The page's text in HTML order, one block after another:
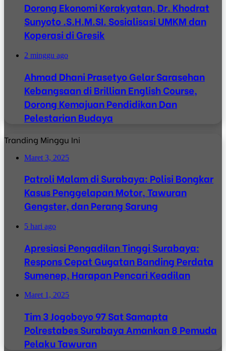
Dorong Ekonomi Kerakyatan, Dr. Khodrat
Sunyoto .S.H.M.SI. Sosialisasi UMKM dan
Koperasi di Gresik
2 minggu ago
Ahmad Dhani Prasetyo Gelar Sarasehan
Kebangsaan di Brillian English Course,
Dorong Kemajuan Pendidikan Dan
Pelestarian Budaya
Tranding Minggu Ini
Maret 3, 2025
Patroli Malam di Surabaya: Polisi Bongkar
Kasus Penggelapan Motor, Tawuran
Gengster, dan Perang Sarung
5 hari ago
Apresiasi Pengadilan Tinggi Surabaya:
Respons Cepat Gugatan Banding Perdata
Sumenep, Harapan Pencari Keadilan
Maret 1, 2025
Tim 3 Jogoboyo 97 Sat Samapta
Polrestabes Surabaya Amankan 8 Pemuda
Pelaku Tawuran